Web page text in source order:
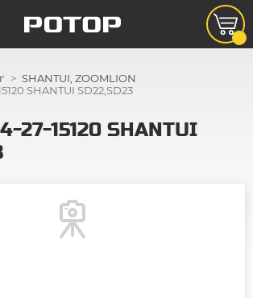
SHANTUI, ZOOMLION
SHANTUI SD22,SD23
27-15120 SHANTUI